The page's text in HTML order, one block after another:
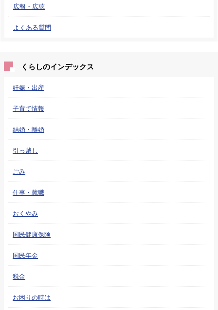
広報・広聴
よくある質問
くらしのインデックス
妊娠・出産
子育て情報
結婚・離婚
引っ越し
ごみ
仕事・就職
おくやみ
国民健康保険
国民年金
税金
お困りの時は